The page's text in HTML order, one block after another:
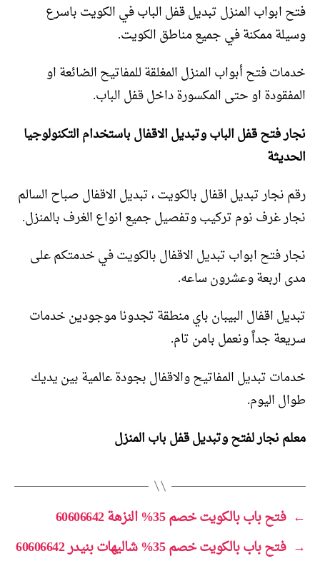
فتح ابواب المنزل تبديل قفل الباب في الكويت باسرع
وسيلة ممكنة في جميع مناطق الكويت.
خدمات فتح أبواب المنزل المغلقة للمفاتيح الضائعة او
المفقودة او حتى المكسورة داخل قفل الباب.
نجار فتح قفل الباب وتبديل الاقفال باستخدام التكنولوجيا
الحديثة
رقم نجار تبديل اقفال بالكويت ، تبديل الاقفال صباح السالم
نجار غرف نوم تركيب وتفصيل جميع انواع الغرف بالمنزل.
نجار فتح ابواب تبديل الاقفال بالكويت في خدمتكم على
مدى اربعة وعشرون ساعه.
تبديل اقفال البيبان باي منطقة تجدونا موجودين خدمات
سريعة جداً ونعمل بامن تام.
خدمات تبديل المفاتيح والاقفال بجودة عالمية بين يديك
طوال اليوم.
معلم نجار لفتح وتبديل قفل باب المنزل
← فتح باب بالكويت خصم 35% النزهة 60606642
→ فتح باب بالكويت خصم 35% شاليهات بنيدر 60606642